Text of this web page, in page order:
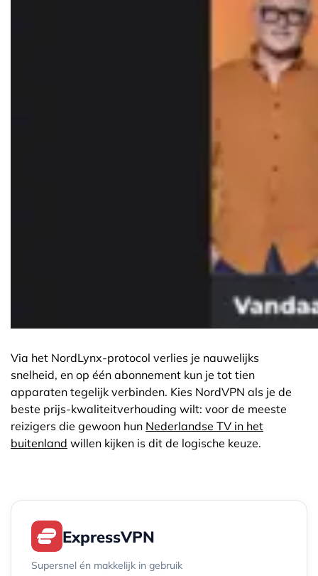
Via het NordLynx-protocol verlies je nauwelijks
snelheid, en op één abonnement kun je tot tien
apparaten tegelijk verbinden. Kies NordVPN als je de
beste prijs-kwaliteitverhouding wilt: voor de meeste
reizigers die gewoon hun Nederlandse TV in het
buitenland willen kijken is dit de logische keuze.
ExpressVPN
Supersnel én makkelijk in gebruik